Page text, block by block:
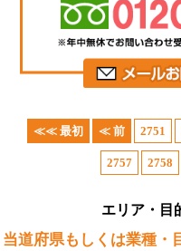
≪≪ 最初 ≪ 前 2751
2757 2758
エリア・目
当道府県もしくは業種・